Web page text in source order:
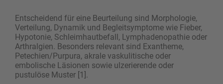
Entscheidend für eine Beurteilung sind Morphologie,
Verteilung, Dynamik und Begleitsymptome wie Fieber,
Hypotonie, Schleimhautbefall, Lymphadenopathie oder
Arthralgien. Besonders relevant sind Exantheme,
Petechien/Purpura, akrale vaskulitische oder
embolische Läsionen sowie ulzerierende oder
pustulöse Muster [1].